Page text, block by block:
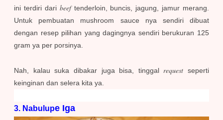
ini terdiri dari beef tenderloin, buncis, jagung, jamur merang.
Untuk pembuatan mushroom sauce nya sendiri dibuat
dengan resep pilihan yang dagingnya sendiri berukuran 125
gram ya per porsinya.
Nah, kalau suka dibakar juga bisa, tinggalrequest seperti
keinginan dan selera kita ya.
3. Nabulupe Iga